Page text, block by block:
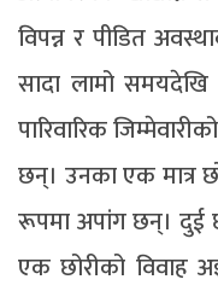
विपन्न र पीडित
सादा लामो
पारिवारिक
छन्। उनका एक मात्र
रूपमा अपांग छन्। दुई
एक छोरीको विवाह